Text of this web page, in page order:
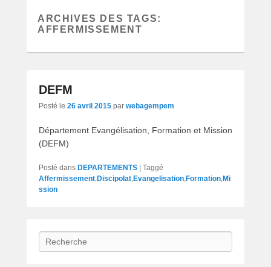
ARCHIVES DES TAGS:
AFFERMISSEMENT
DEFM
Posté le 26 avril 2015 par webagempem
Département Evangélisation, Formation et Mission
(DEFM)
Posté dans DEPARTEMENTS | Taggé
Affermissement Discipolat Evangelisation Formation Mi
ssion
Recherche